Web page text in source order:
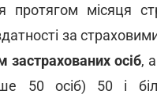
протягом місяця
за
застрахованих осіб,
50 осіб) 50 і